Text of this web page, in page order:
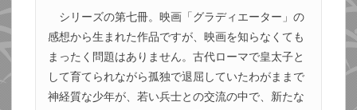
シリーズの第七冊。映画「グラディエーター」の
感想から生まれた作品ですが、映画を知らなくても
まったく問題はありません。古代ローマで皇太子と
して育てられながら孤独で退屈していたわがままで
神経質な少年が、若い兵士との交流の中で、新たな